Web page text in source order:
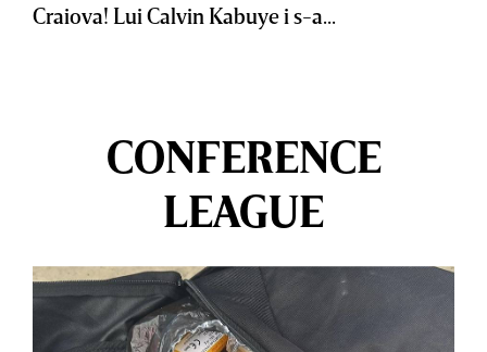
Craiova! Lui Calvin Kabuye i s-a...
CONFERENCE
LEAGUE